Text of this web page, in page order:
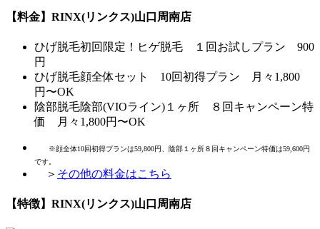
【料金】RINX(リンクス)山口周南店
ひげ脱毛初回限定！ヒゲ脱毛 １回お試しプラン 900
円
ひげ脱毛顔全体セット 10回初得プラン 月々1,800
円〜OK
陰部脱毛陰部(VIOライン)１ヶ所 ８回キャンペーン特
価 月々1,800円〜OK
※顔全体10回初得プランは59,800円、陰部１ヶ所８回キャンペーン特価は59,600円
です。
＞ その他の料金はこちら
【特徴】RINX(リンクス)山口周南店